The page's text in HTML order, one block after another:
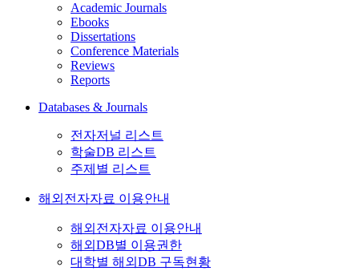
Academic Journals
Ebooks
Dissertations
Conference Materials
Reviews
Reports
Databases & Journals
전자저널 리스트
학술DB 리스트
주제별 리스트
해외전자자료 이용안내
해외전자자료 이용안내
해외DB별 이용권한
대학별 해외DB 구독현황